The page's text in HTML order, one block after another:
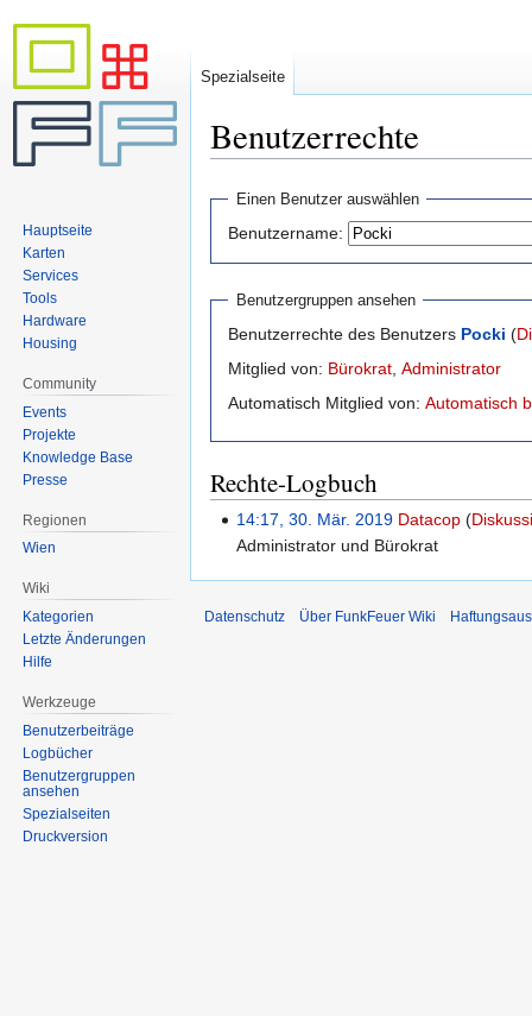
Benutzerrechte
springen
springen
Einen Benutzer auswählen
Benutzername:
Benutzergruppen ansehen
Benutzerrechte des Benutzers Pocki (
Mitglied von: Bürokrat Administrator
Automatisch Mitglied von: Automatisch
Rechte-Logbuch
14:17, 30. Mär. 2019 Datacop
Administrator und Bürokrat
Spezialseite
Hauptseite
Karten
Services
Tools
Hardware
Housing
Community
Events
Projekte
Knowledge Base
Presse
Regionen
Wien
Wiki
Kategorien
Letzte Änderungen
Hilfe
Werkzeuge
Benutzerbeiträge
Logbücher
Benutzergruppen
ansehen
Spezialseiten
Druckversion
Datenschutz Über FunkFeuer Wiki